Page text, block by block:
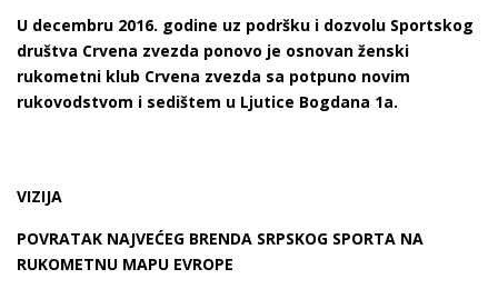
U decembru 2016. godine uz podršku i dozvolu Sportskog
društva Crvena zvezda ponovo je osnovan ženski
rukometni klub Crvena zvezda sa potpuno novim
rukovodstvom i sedištem u Ljutice Bogdana 1a.
VIZIJA
POVRATAK NAJVEĆEG BRENDA SRPSKOG SPORTA NA
RUKOMETNU MAPU EVROPE